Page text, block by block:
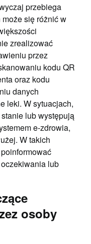
przebiega
się różnić w
zrealizować
przez
kodu QR
oraz kodu
danych
leki. W sytuacjach,
lub występują
e-zdrowia,
W takich
lub
osoby